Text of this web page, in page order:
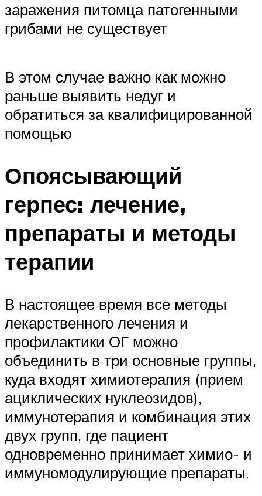
заражения питомца патогенными
грибами не существует
В этом случае важно как можно
раньше выявить недуг и
обратиться за квалифицированной
помощью
Опоясывающий
герпес: лечение,
препараты и методы
терапии
В настоящее время все методы
лекарственного лечения и
профилактики ОГ можно
объединить в три основные группы,
куда входят химиотерапия (прием
ациклических нуклеозидов),
иммунотерапия и комбинация этих
двух групп, где пациент
одновременно принимает химио- и
иммуномодулирующие препараты.